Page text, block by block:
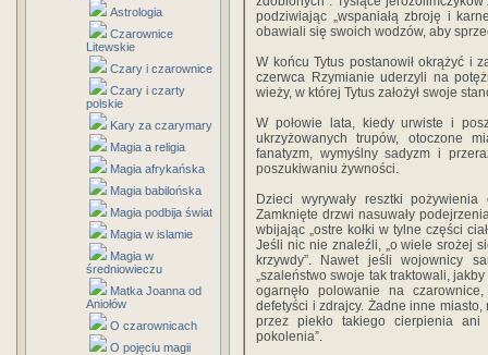
Astrologia
Czarownice
Litewskie
Czary i czarownice
Czary i czarty
polskie
Kary za czarymary
Magia a religia
Magia afrykańska
Magia babilońska
Magia podbija świat
Magia w islamie
Magia w
średniowieczu
Matka Joanna od
Aniołów
O czarownicach
O pojęciu magii
podziwiając „wspaniałą zbroję i
obawiali się swoich wodzów, aby
W końcu Tytus postanowił okrążyć i
czerwca Rzymianie uderzyli na
wieży, w której Tytus założył swoje
W połowie lata, kiedy urwiste i
ukrzyżowanych trupów, otoczone
fanatyzm, wymyślny sadyzm i
poszukiwaniu żywności.
Dzieci wyrywały resztki
Zamknięte drzwi nasuwały
wbijając „ostre kołki w tylne części
Jeśli nic nie znaleźli, „o wiele srożej
krzywdy”. Nawet jeśli wojownicy
„szaleństwo swoje tak traktowali,
ogarnęło polowanie na
defetyści i zdrajcy. Żadne inne miasto,
przez piekło takiego cierpienia
pokolenia”.